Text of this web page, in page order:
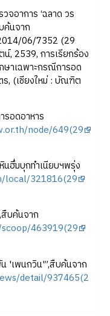
จอาการ ‘ฉลาด วร
ค้นจาก
06/7352 (29
, 2539, การเรียกร้อง
ษาเฉพาะกรณีการอด
ร, (เชียงใหม่ : บัณฑิต
รอดอาหาร
node/649(29
ฮึ่มบุกทำเนียบฯพรุ่ง
local/321816(29
สืบค้นจาก
463919(29
'เพนกวิน'”,สืบค้นจาก
detail/937465(2